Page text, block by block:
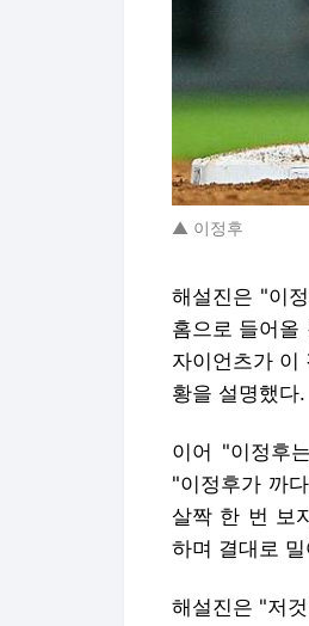
▲ 이정후
해설진은 "이
홈으로 들어올
자이언츠가 이
황을 설명했다.
이어 "이정후
"이정후가 까
살짝 한 번 보
하며 결대로
해설진은 "저